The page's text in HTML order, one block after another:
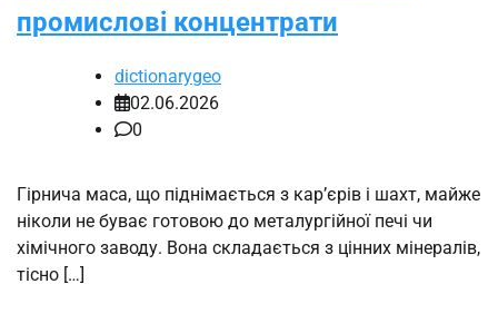
промислові концентрати
dictionarygeo
02.06.2026
0
Гірнича маса, що піднімається з кар’єрів і шахт, майже
ніколи не буває готовою до металургійної печі чи
хімічного заводу. Вона складається з цінних мінералів,
тісно […]